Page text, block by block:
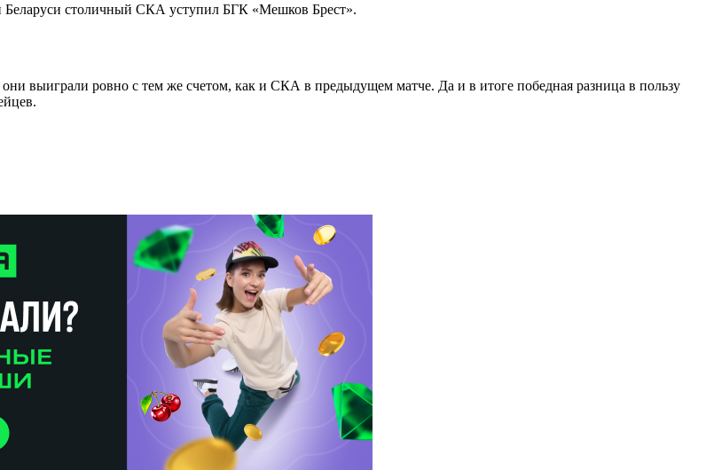
Беларуси столичный СКА уступил БГК «Мешков Брест».
выиграли ровно с тем же счетом, как и СКА в предыдущем матче. Да и в итоге победная разница в пользу